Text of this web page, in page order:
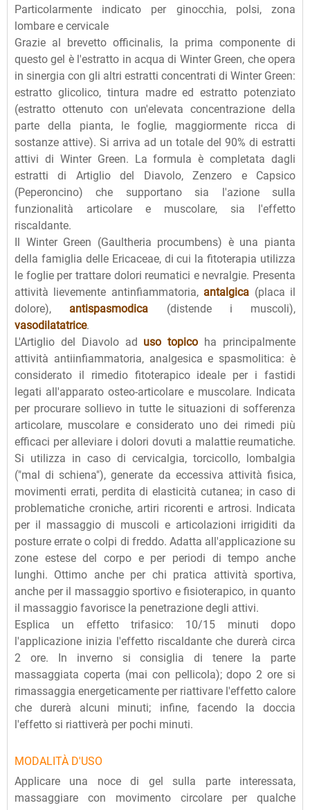
Particolarmente indicato per ginocchia, polsi, zona
lombare e cervicale
Grazie al brevetto officinalis, la prima componente di
questo gel è l'estratto in acqua di Winter Green, che opera
in sinergia con gli altri estratti concentrati di Winter Green:
estratto glicolico, tintura madre ed estratto potenziato
(estratto ottenuto con un'elevata concentrazione della
parte della pianta, le foglie, maggiormente ricca di
sostanze attive). Si arriva ad un totale del 90% di estratti
attivi di Winter Green. La formula è completata dagli
estratti di Artiglio del Diavolo, Zenzero e Capsico
(Peperoncino) che supportano sia l'azione sulla
funzionalità articolare e muscolare, sia l'effetto
riscaldante.
Il Winter Green (Gaultheria procumbens) è una pianta
della famiglia delle Ericaceae, di cui la fitoterapia utilizza
le foglie per trattare dolori reumatici e nevralgie. Presenta
attività lievemente antinfiammatoria, antalgica (placa il
dolore), antispasmodica (distende i muscoli),
vasodilatatrice.
L'Artiglio del Diavolo ad uso topico ha principalmente
attività antiinfiammatoria, analgesica e spasmolitica: è
considerato il rimedio fitoterapico ideale per i fastidi
legati all'apparato osteo-articolare e muscolare. Indicata
per procurare sollievo in tutte le situazioni di sofferenza
articolare, muscolare e considerato uno dei rimedi più
efficaci per alleviare i dolori dovuti a malattie reumatiche.
Si utilizza in caso di cervicalgia, torcicollo, lombalgia
("mal di schiena"), generate da eccessiva attività fisica,
movimenti errati, perdita di elasticità cutanea; in caso di
problematiche croniche, artiri ricorenti e artrosi. Indicata
per il massaggio di muscoli e articolazioni irrigiditi da
posture errate o colpi di freddo. Adatta all'applicazione su
zone estese del corpo e per periodi di tempo anche
lunghi. Ottimo anche per chi pratica attività sportiva,
anche per il massaggio sportivo e fisioterapico, in quanto
il massaggio favorisce la penetrazione degli attivi.
Esplica un effetto trifasico: 10/15 minuti dopo
l'applicazione inizia l'effetto riscaldante che durerà circa
2 ore. In inverno si consiglia di tenere la parte
massaggiata coperta (mai con pellicola); dopo 2 ore si
rimassaggia energeticamente per riattivare l'effetto calore
che durerà alcuni minuti; infine, facendo la doccia
l'effetto si riattiverà per pochi minuti.
MODALITÀ D'USO
Applicare una noce di gel sulla parte interessata,
massaggiare con movimento circolare per qualche